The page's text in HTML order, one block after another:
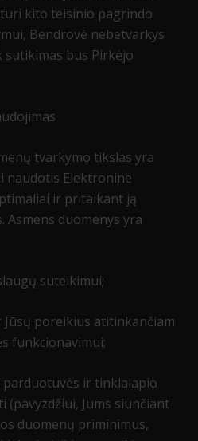
kito teisinio pagrindo
Bendrovė nebetvarkys
sutikimas bus Pirkėjo
tvarkymo tikslas yra
naudotis Elektronine
ir pritaikant ją
Asmens duomenys yra
suteikimui;
Jūsų poreikius atitinkančiam
funkcionavimui;
parduotuvės ir tinklalapio
Jums siunčiant
duomenų priminimus,